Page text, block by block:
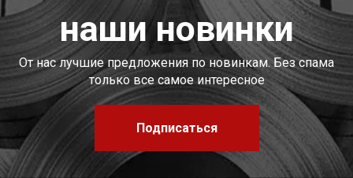
наши новинки
От нас лучшие предложения по новинкам. Без спама
только все самое интересное
Подписаться